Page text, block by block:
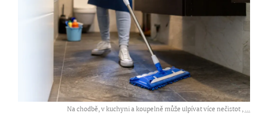
Na chodbě, v kuchyni a koupelně může ulpívat více nečistot ,...